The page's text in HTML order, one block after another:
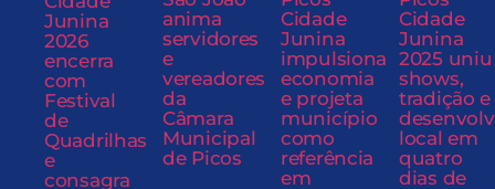
Junina
2026
encerra
com
Festival
de
Quadrilhas
e
consagra
anima
servidores
e
vereadores
da
Câmara
Municipal
de Picos
Cidade
Junina
impulsiona
economia
e projeta
município
como
referência
em
Cidade
Junina
2025 uniu
shows,
tradição e
local em
quatro
dias de